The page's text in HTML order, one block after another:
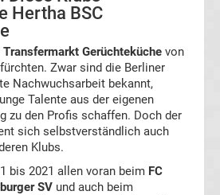
Hertha BSC
Transfermarkt Gerüchteküche von
Zwar sind die Berliner
Nachwuchsarbeit bekannt,
Talente aus der eigenen
zu den Profis schaffen. Doch der
sich selbstverständlich auch
Klubs.
bis 2021 allen voran beim FC
SV und auch beim